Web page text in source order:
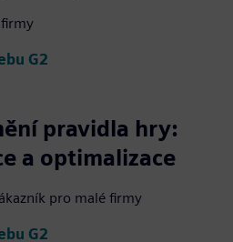
G2
pravidla hry:
a optimalizace
pro malé firmy
G2